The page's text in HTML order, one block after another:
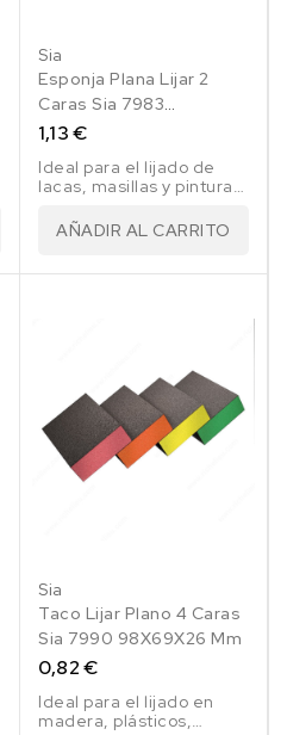
Sia
Esponja Plana Lijar 2
Caras Sia 7983
120X98X13 Mm
1,13 €
Ideal para el lijado de
lacas, masillas y pinturas
metal, etc..
AÑADIR AL CARRITO
Sia
Taco Lijar Plano 4 Caras
Sia 7990 98X69X26 Mm
0,82 €
Ideal para el lijado en
madera, plásticos,